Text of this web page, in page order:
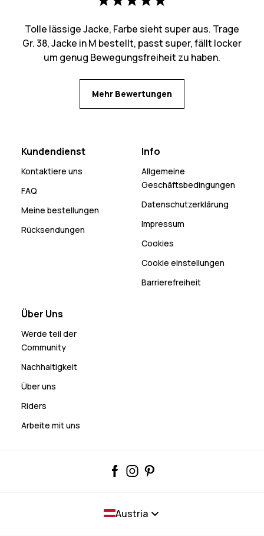
Tolle lässige Jacke, Farbe sieht super aus. Trage
Gr. 38, Jacke in M bestellt, passt super, fällt locker
um genug Bewegungsfreiheit zu haben.
Mehr Bewertungen
Kundendienst
Kontaktiere uns
FAQ
Meine bestellungen
Rücksendungen
Info
Allgemeine
Geschäftsbedingungen
Datenschutzerklärung
Impressum
Cookies
Cookie einstellungen
Barrierefreiheit
Über Uns
Werde teil der
Community
Nachhaltigkeit
Über uns
Riders
Arbeite mit uns
Austria